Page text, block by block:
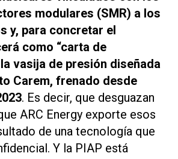
modulares (SMR) a los
y, para concretar el
como “carta de
vasija de presión diseñada
Carem, frenado desde
. Es decir, que desguazan
ARC Energy exporte esos
de una tecnología que
Y la PIAP está